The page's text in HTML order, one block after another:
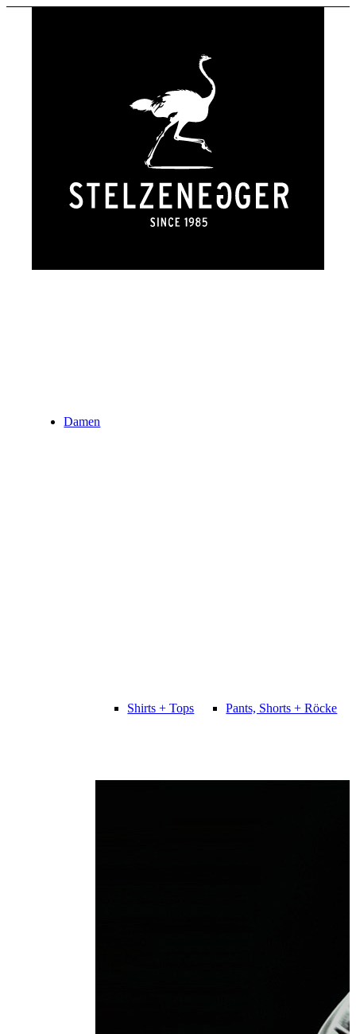
Damen
Shirts + Tops Pants, Shorts + Röcke